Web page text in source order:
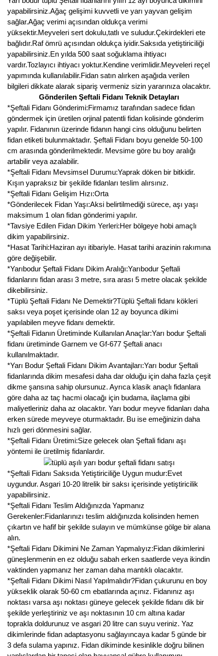
yapabilirsiniz.Ağaç gelişimi kuvvetli ve yarı yayvan gelişim
sağlar.Ağaç verimi açısından oldukça verimi
yüksektir.Meyveleri sert dokulu,tatlı ve suludur.Çekirdekleri ete
bağlıdır.Raf ömrü açısından oldukça iyidir.Saksıda yetiştiriciliği
yapabilirsiniz.En yılda 500 saat soğuklama ihtiyacı
vardır.Tozlayıcı ihtiyacı yoktur.Kendine verimlidir.Meyveleri reçel
yapımında kullanılabilir.Fidan satın alırken aşağıda verilen
bilgileri dikkate alarak sipariş vermeniz sizin yararınıza olacaktır.
Gönderilen Şeftali Fidanı Teknik Detayları
*Şeftali Fidanı Gönderimi:Firmamız tarafından sadece fidan
göndermek için üretilen orjinal patentli fidan kolisinde gönderim
yapılır. Fidanının üzerinde fidanın hangi cins olduğunu belirten
fidan etiketi bulunmaktadır. Şeftali Fidanı boyu genelde 50-100
cm arasında gönderilmektedir. Mevsime göre bu boy aralığı
artabilir veya azalabilir.
*Şeftali Fidanı Mevsimsel Durumu:Yaprak döken bir bitkidir.
Kışın yapraksız bir şekilde fidanları teslim alırsınız.
*Şeftali Fidanı Gelişim Hızı:Orta
*Gönderilecek Fidan Yaşı:Aksi belirtilmediği sürece, aşı yaşı
maksimum 1 olan fidan gönderimi yapılır.
*Tavsiye Edilen Fidan Dikim Yerleri:Her bölgeye hobi amaçlı
dikim yapabilirsiniz.
*Hasat Tarihi:Haziran ayı itibariyle. Hasat tarihi arazinin rakımına
göre değişebilir.
*Yarıbodur Şeftali Fidanı Dikim Aralığı:Yarıbodur Şeftali
fidanlarını fidan arası 3 metre, sıra arası 5 metre olacak şekilde
dikebilirsiniz.
*Tüplü Şeftali Fidanı Ne Demektir?Tüplü Şeftali fidanı kökleri
saksı veya poşet içerisinde olan 12 ay boyunca dikimi
yapılabilen meyve fidanı demektir.
*Şeftali Fidanın Üretiminde Kullanılan Anaçlar:Yarı bodur Şeftali
fidanı üretiminde Garnem ve Gf-677 Şeftali anacı
kullanılmaktadır.
*Yarı Bodur Şeftali Fidanı Dikim Avantajları:Yarı bodur Şeftali
fidanlarında dikim mesafesi daha dar olduğu için daha fazla çeşit
dikme şansına sahip olursunuz. Ayrıca klasik anaçlı fidanlara
göre daha az taç hacmi olacağı için budama, ilaçlama gibi
maliyetleriniz daha az olacaktır. Yarı bodur meyve fidanları daha
erken sürede meyveye oturmaktadır. Bu ise emeğinizin daha
hızlı geri dönmesini sağlar.
*Şeftali Fidanı Üretimi:Size gelecek olan Şeftali fidanı aşı
yöntemi ile üretilmiş fidanlardır.
*Şeftali Fidanı Saksıda Yetiştiriciliğe Uygun mudur:Evet
uygundur. Asgari 10-20 litrelik bir saksı içerisinde yetiştiricilik
yapabilirsiniz.
*Şeftali Fidanı Teslim Aldığınızda Yapmanız
Gerekenler:Fidanlarınızı teslim aldığınızda kolisinden hemen
çıkartın ve hafif bir şekilde sulayın ve mümkünse gölge bir alana
alın.
*Şeftali Fidanı Dikimini Ne Zaman Yapmalıyız:Fidan dikimlerini
güneşlenmenin en ez olduğu sabah erken saatlerde veya ikindin
vaktinden yapmanız her zaman daha mantıklı olacaktır.
*Şeftali Fidanı Dikimi Nasıl Yapılmalıdır?Fidan çukurunu en boy
yükseklik olarak 50-60 cm ebatlarında açınız. Fidanınız aşı
noktası varsa aşı noktası güneye gelecek şekilde fidanı dik bir
şekilde yerleştiriniz ve aşı noktasının 10 cm altına kadar
toprakla doldurunuz ve asgari 20 litre can suyu veriniz. Yaz
dikimlerinde fidan adaptasyonu sağlayıncaya kadar 5 günde bir
3 defa sulama yapınız. Fidan dikiminde kesinlikle doğru bilinen
Goji Berry Fidanı
Hünnap Fidanı
İncir Fidanı
Kapari Gebre Otu Fidanı
Kayısı Fidanı
Keçiboynuzu Fidanı
Kestane Fidanı
Kiraz Fidanı
Kivi Fidanı
Kızılcık Fidanı
Kocayemiş Fidanı
Liçi Fidanı
Longan Fidanı
Malta Eriği Fidanı
Mango Fidanı
Melez Meyveler
Murt Fidanı
Muşmula Fidanı
Muz Fidanı
Nadir Çeşit Meyveler
Narenciye Fidanları
Nektarin Fidanı
Papaya Fidanı
Pepino Fidanı
Pitaya Fidanı
Şeftali Fidanı
Trabzon Hurması Fidanı
Üzüm Fidanı
Vişne Fidanı